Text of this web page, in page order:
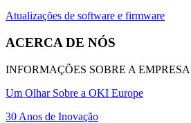
Atualizações de software e firmware
ACERCA DE NÓS
INFORMAÇÕES SOBRE A EMPRESA
Um Olhar Sobre a OKI Europe
30 Anos de Inovação